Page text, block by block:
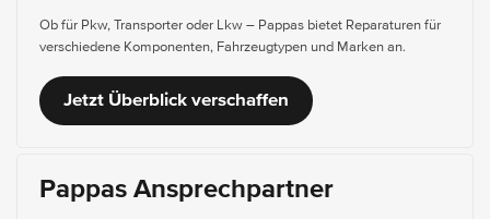
Ob für Pkw, Transporter oder Lkw – Pappas bietet Reparaturen für
verschiedene Komponenten, Fahrzeugtypen und Marken an.
Jetzt Überblick verschaffen
Pappas Ansprechpartner